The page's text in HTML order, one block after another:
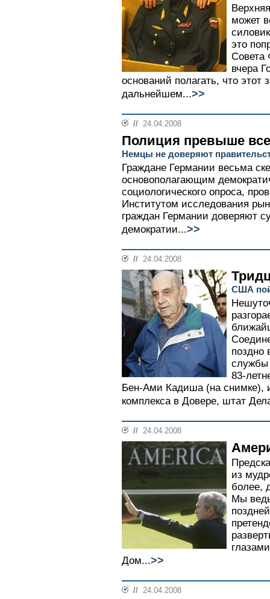
может
это
Совета
вчера
оснований полагать, что этот
дальнейшем...>>
// 24.04.2008
Полиция превыше
Немцы не доверяют
Граждане Германии весьма
основополагающим
социологического опроса,
Институтом исследования
граждан Германии доверяют
демократии...>>
// 24.04.2008
США
поздно
службы
83-
Бен-Ами Кадиша (на снимке),
комплекса в Довере, штат
// 24.04.2008
из
более,
Мы
Дом...>>
// 24.04.2008